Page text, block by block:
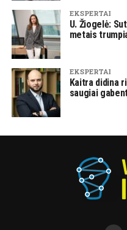
EKSPERTAI
U. Žiogelė:
metais
EKSPERTAI
Kaitra didina
saugiai